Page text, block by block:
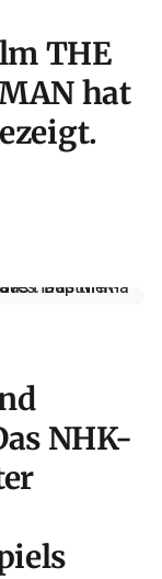
THE
hat
NHK-